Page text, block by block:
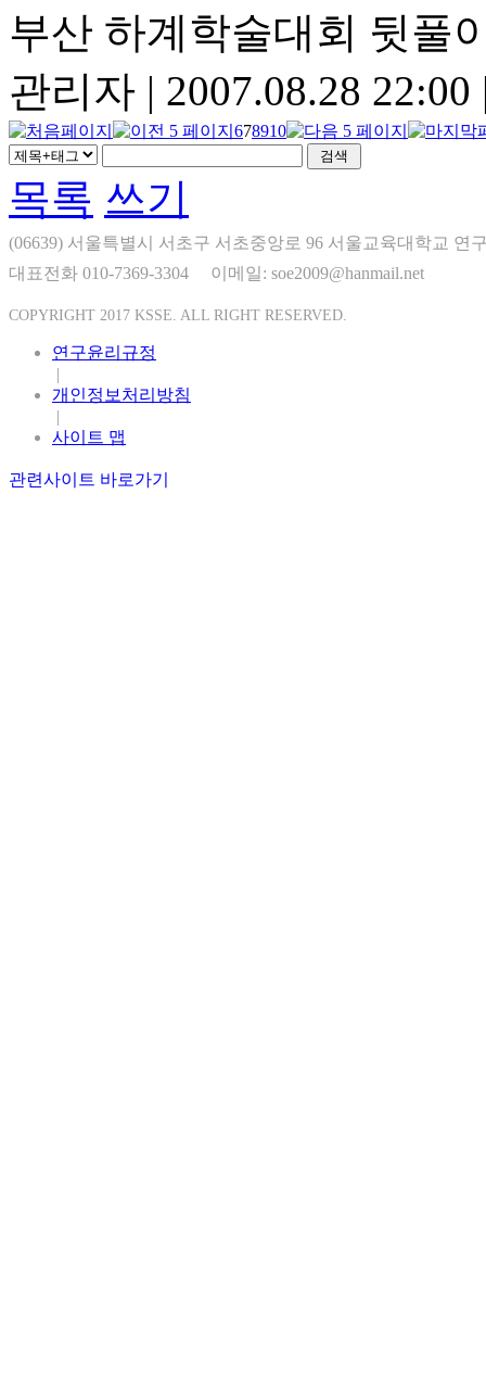
부산 하계학술대회 뒷풀
관리자 | 2007.08.28 22:00
678910
목록 쓰기
(06639) 서울특별시 서초구 서초중앙로 96 서울교육대학교 연
대표전화 010-7369-3304 이메일: soe2009@hanmail.net
COPYRIGHT 2017 KSSE. ALL RIGHT RESERVED.
연구윤리규정
|
개인정보처리방침
|
사이트 맵
관련사이트 바로가기